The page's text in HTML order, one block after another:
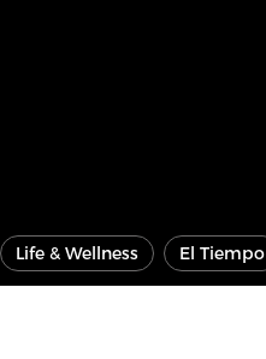
Life & Wellness El Tiempo